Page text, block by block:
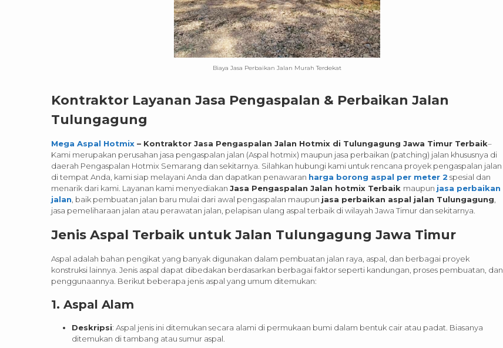
Biaya Jasa Perbaikan Jalan Murah Terdekat
Kontraktor Layanan Jasa Pengaspalan & Perbaikan Jalan
Tulungagung
Mega Aspal Hotmix – Kontraktor Jasa Pengaspalan Jalan Hotmix di Tulungagung Jawa Timur Terbaik–
Kami merupakan perusahan jasa pengaspalan jalan (Aspal hotmix) maupun jasa perbaikan (patching) jalan khususnya di
daerah Pengaspalan Hotmix Semarang dan sekitarnya. Silahkan hubungi kami untuk rencana proyek pengaspalan jalan
di tempat Anda, kami siap melayani Anda dan dapatkan penawaran harga borong aspal per meter 2 spesial dan
menarik dari kami. Layanan kami menyediakan Jasa Pengaspalan Jalan hotmix Terbaik maupun jasa perbaikan
jalan , baik pembuatan jalan baru mulai dari awal pengaspalan maupun jasa perbaikan aspal jalan Tulungagung
jasa pemeliharaan jalan atau perawatan jalan, pelapisan ulang aspal terbaik di wilayah Jawa Timur dan sekitarnya.
Jenis Aspal Terbaik untuk Jalan Tulungagung Jawa Timur
Aspal adalah bahan pengikat yang banyak digunakan dalam pembuatan jalan raya, aspal, dan berbagai proyek
konstruksi lainnya. Jenis aspal dapat dibedakan berdasarkan berbagai faktor seperti kandungan, proses pembuatan, dan
penggunaannya. Berikut beberapa jenis aspal yang umum ditemukan:
1. Aspal Alam
Deskripsi: Aspal jenis ini ditemukan secara alami di permukaan bumi dalam bentuk cair atau padat. Biasanya
ditemukan di tambang atau sumur aspal.